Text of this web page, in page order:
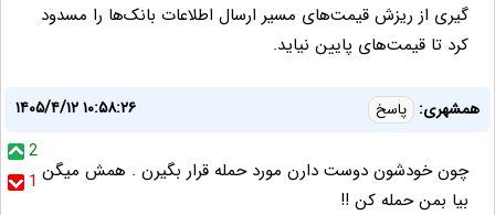
گیری از ریزش قیمت‌های مسیر ارسال اطلاعات بانک‌ها را مسدود
کرد تا قیمت‌های پایین نیاید.
همشهری: پاسخ
۱۴۰۵/۴/۱۲ ۱۰:۵۸:۲۶
2
1 چون خودشون دوست دارن مورد حمله قرار بگیرن . همش میگن
بیا بمن حمله کن !!